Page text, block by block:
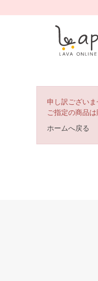
申し訳ございま
ご指定の商品
ホームへ戻る